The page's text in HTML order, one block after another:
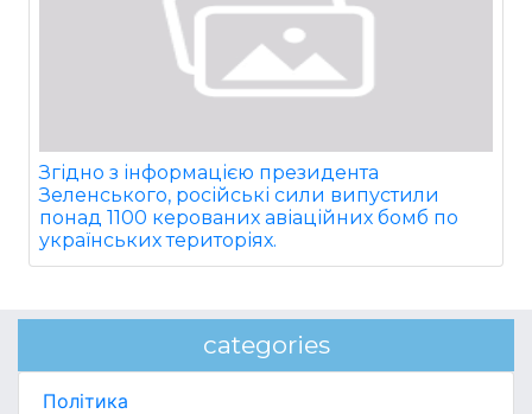
Згідно з інформацією президента
Зеленського, російські сили випустили
понад 1100 керованих авіаційних бомб по
українських територіях.
categories
Політика